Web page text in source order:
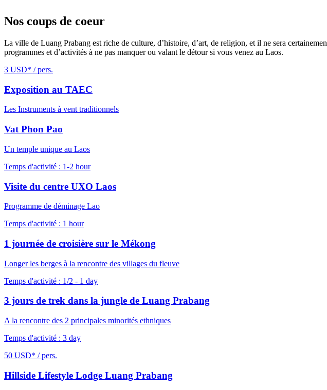
Nos coups de coeur
La ville de Luang Prabang est riche de culture, d’histoire, d’art, de religion, et il ne sera
programmes et d’activités à ne pas manquer ou valant le détour si vous venez au Laos.
3 USD* / pers.
Exposition au TAEC
Les Instruments à vent traditionnels
Vat Phon Pao
Un temple unique au Laos
Temps d'activité : 1-2 hour
Visite du centre UXO Laos
Programme de déminage Lao
Temps d'activité : 1 hour
1 journée de croisière sur le Mékong
Longer les berges à la rencontre des villages du fleuve
Temps d'activité : 1/2 - 1 day
3 jours de trek dans la jungle de Luang Prabang
A la rencontre des 2 principales minorités ethniques
Temps d'activité : 3 day
50 USD* / pers.
Hillside Lifestyle Lodge Luang Prabang